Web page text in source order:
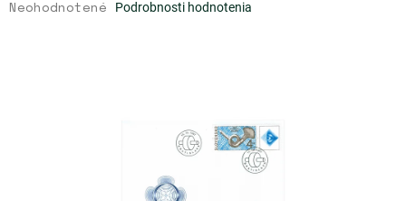
Priemerné
Neohodnotené Podrobnosti hodnotenia